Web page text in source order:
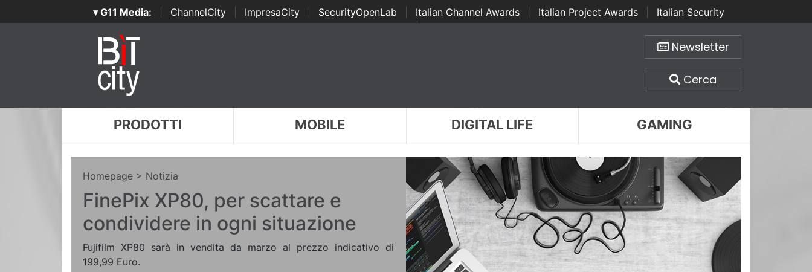
▾ G11 Media: ChannelCity ImpresaCity SecurityOpenLab Italian Channel Awards Italian Project Awards
Italian Security
Awards | ...
Newsletter
Cerca
PRODOTTI MOBILE DIGITAL LIFE GAMING
Homepage > Notizia
FinePix XP80, per scattare e
condividere in ogni situazione
Fujifilm XP80 sarà in vendita da marzo al prezzo indicativo di
199,99 Euro.